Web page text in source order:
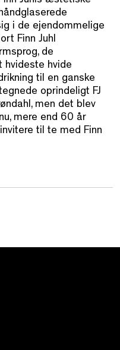
i de ejendommelige
Finn Juhl
de
hvideste hvide
til en ganske
oprindeligt FJ
men det blev
mere end 60 år
til te med Finn